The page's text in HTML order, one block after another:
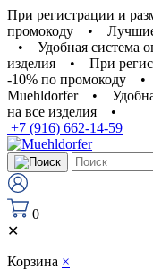
При регистрации и
промокоду
•
•
Удобная система
изделия
•
При
-10% по промокоду
•
Muehldorfer
•
на все изделия
•
+7 (916) 662-14-59
0
✕
Корзина ×